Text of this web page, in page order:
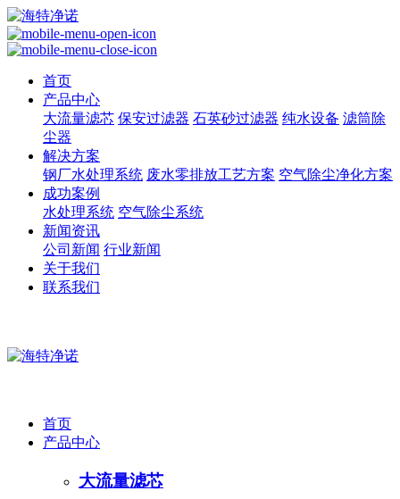
首页
产品中心
大流量滤芯 保安过滤器 石英砂过滤器 纯水设备 滤筒除
尘器
解决方案
钢厂水处理系统 废水零排放工艺方案 空气除尘净化方案
成功案例
水处理系统 空气除尘系统
新闻资讯
公司新闻 行业新闻
关于我们
联系我们
首页
产品中心
大流量滤芯